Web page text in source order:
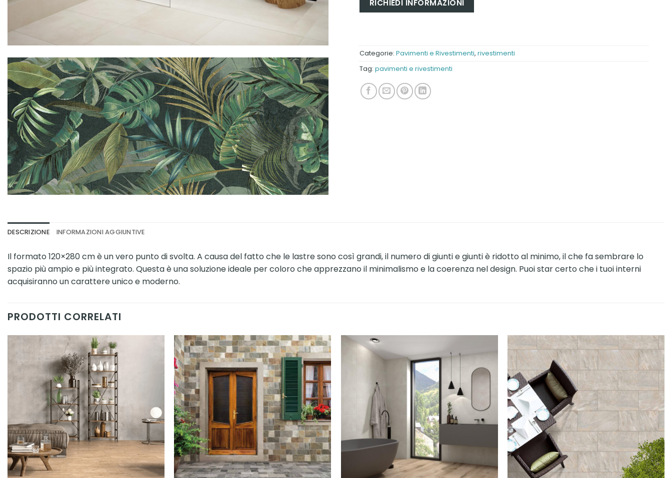
Categorie:Pavimenti e Rivestimenti,rivestimenti
Tag:pavimenti e rivestimenti
DESCRIZIONE INFORMAZIONI AGGIUNTIVE
Il formato 120×280 cm è un vero punto di svolta. A causa del fatto che le lastre sono così grandi, il numero di giunti e giunti è ridotto al minimo, il che fa sembrare lo
spazio più ampio e più integrato. Questa è una soluzione ideale per coloro che apprezzano il minimalismo e la coerenza nel design. Puoi star certo che i tuoi interni
acquisiranno un carattere unico e moderno.
PRODOTTI CORRELATI